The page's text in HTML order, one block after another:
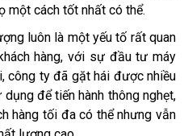
một cách tốt nhất có thể.
luôn là một yếu tố rất quan
hàng, với sự đầu tư máy
công ty đã gặt hái được nhiều
để tiến hành thông nghẹt,
hàng tối đa có thể nhưng vẫn